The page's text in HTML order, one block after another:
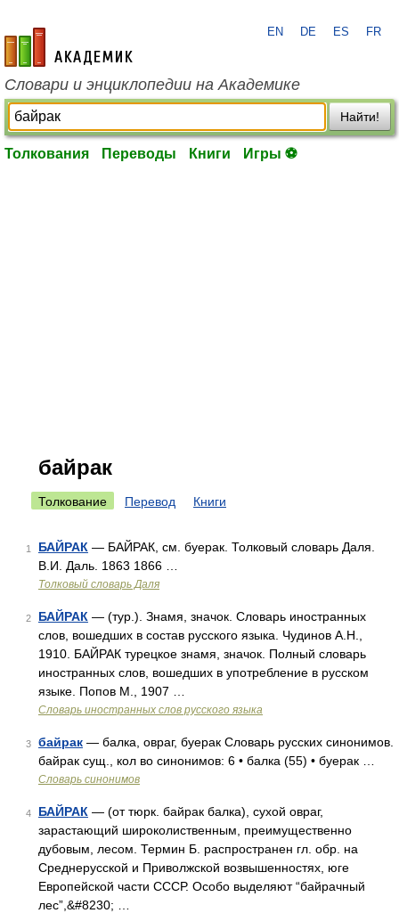
academic.ru
EN DE ES FR
Словари и энциклопедии на Академике
Найти!
Толкования Переводы Книги Игры ⚽
байрак
Толкование Перевод Книги
1 БАЙРАК — БАЙРАК, см. буерак. Толковый словарь Даля.
В.И. Даль. 1863 1866 …
Толковый словарь Даля
2 БАЙРАК — (тур.). Знамя, значок. Словарь иностранных
слов, вошедших в состав русского языка. Чудинов А.Н.,
1910. БАЙРАК турецкое знамя, значок. Полный словарь
иностранных слов, вошедших в употребление в русском
языке. Попов М., 1907 …
Словарь иностранных слов русского языка
3 байрак — балка, овраг, буерак Словарь русских синонимов.
байрак сущ., кол во синонимов: 6 • балка (55) • буерак …
Словарь синонимов
4 БАЙРАК — (от тюрк. байрак балка), сухой овраг,
зарастающий широколиственным, преимущественно
дубовым, лесом. Термин Б. распространен гл. обр. на
Среднерусской и Приволжской возвышенностях, юге
Европейской части СССР. Особо выделяют “байрачный
лес”,&#8230; …